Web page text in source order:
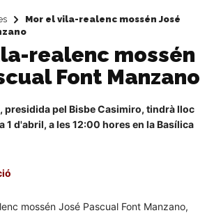
Mor el vila-realenc mossén José
realenc mossén
Font Manzano
presidida pel Bisbe Casimiro, tindrà lloc
1 d'abril, a les 12:00 hores en la Basílica
mossén José Pascual Font Manzano,